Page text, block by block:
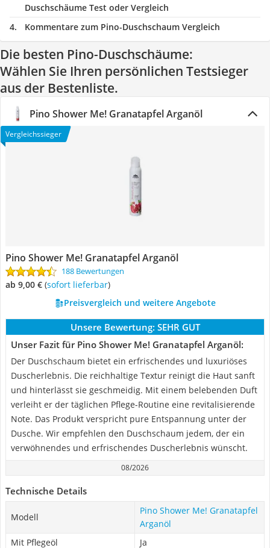
Duschschäume Test oder Vergleich
Kommentare zum Pino-Duschschaum Vergleich
Die besten Pino-Duschschäume:
Wählen Sie Ihren persönlichen Testsieger
aus der Bestenliste.
Pino Shower Me! Granatapfel Arganöl
Vergleichssieger
Pino Shower Me! Granatapfel Arganöl
188 Bewertungen
ab 9,00 € ( Sofort lieferbar)
Preisvergleich und weitere Angebote
Unsere Bewertung: SEHR GUT
Unser Fazit für Pino Shower Me! Granatapfel Arganöl:
Der Duschschaum bietet ein erfrischendes und luxuriöses
Duscherlebnis. Die reichhaltige Textur reinigt die Haut sanft
und hinterlässt sie geschmeidig. Mit einem belebenden Duft
verleiht er der täglichen Pflege-Routine eine revitalisierende
Note. Das Produkt verspricht pure Entspannung unter der
Dusche. Wir empfehlen den Duschschaum jedem, der ein
verwöhnendes und erfrischendes Duscherlebnis wünscht.
08/2026
Technische Details
Modell
Pino Shower Me! Granatapfel
Arganöl
Mit Pflegeöl
Ja